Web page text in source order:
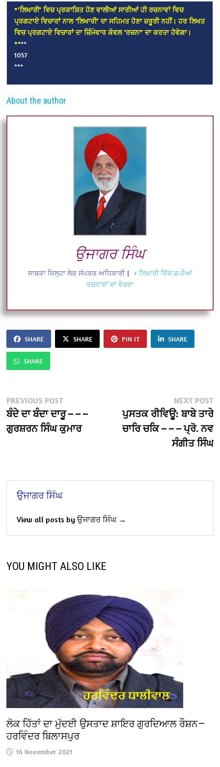
*’ਲਿਖਾਰੀ’ ਵਿਚ ਪ੍ਰਕਾਸ਼ਿਤ ਹੋਣ ਵਾਲੀਆਂ ਸਾਰੀਆਂ ਹੀ ਰਚਨਾਵਾਂ ਵਿਚ
ਪ੍ਰਗਟਾਏ ਵਿਚਾਰਾਂ ਨਾਲ ‘ਲਿਖਾਰੀ’ ਦਾ ਸਹਿਮਤ ਹੋਣਾ ਜ਼ਰੂਰੀ ਨਹੀਂ। ਹਰ ਲਿਖਤ
ਵਿਚ ਪ੍ਰਗਟਾਏ ਵਿਚਾਰਾਂ ਦਾ ਜ਼ਿੰਮੇਵਾਰ ਕੇਵਲ ‘ਰਚਨਾ’ ਦਾ ਕਰਤਾ ਹੋਵੇਗਾ।
****
1057
***
About the author
ਉਜਾਗਰ ਸਿੰਘ
ਸਾਬਕਾ ਜਿਲ੍ਹਾ ਲੋਕ ਸੰਪਰਕ ਅਧਿਕਾਰੀ |
+ ਲਿਖਾਰੀ ਵਿੱਚ ਛਪੀਆਂ
ਰਚਨਾਵਾਂ ਦਾ ਵੇਰਵਾ
SHARE SHARE PIN IT SHARE
SHARE
Post
navigation
PREVIOUS POSTPrevious
post:
ਬੰਦੇ ਦਾ ਬੰਦਾ ਦਾਰੂ – – –
ਗੁਰਸ਼ਰਨ ਸਿੰਘ ਕੁਮਾਰ
NEXT POST
ਪੁਸਤਕ ਰੀਵਿਊ: ਬਾਬੇ ਤਾਰੇ
ਚਾਰਿ ਚਕਿ – – – ਪ੍ਰੋ. ਨਵ
ਸੰਗੀਤ ਸਿੰਘ
ਉਜਾਗਰ ਸਿੰਘ
View all posts by ਉਜਾਗਰ ਸਿੰਘ →
YOU MIGHT ALSO LIKE
ਲੋਕ ਹਿੱਤਾਂ ਦਾ ਮੁੱਦਈ ਉਸਤਾਦ ਸ਼ਾਇਰ ਗੁਰਦਿਆਲ ਰੌਸ਼ਨ—
ਹਰਵਿੰਦਰ ਬਿਲਾਸਪੁਰ
16 November 2021